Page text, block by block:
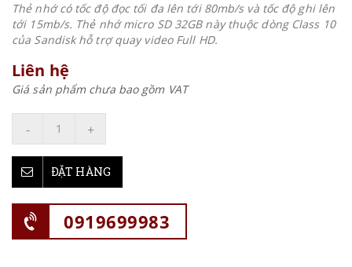
Thẻ nhớ có tốc độ đọc tối đa lên tới 80mb/s và tốc độ ghi lên
tới 15mb/s. Thẻ nhớ micro SD 32GB này thuộc dòng Class 10
của Sandisk hỗ trợ quay video Full HD.
Liên hệ
Giá sản phẩm chưa bao gồm VAT
- +
ĐẶT HÀNG
0919699983